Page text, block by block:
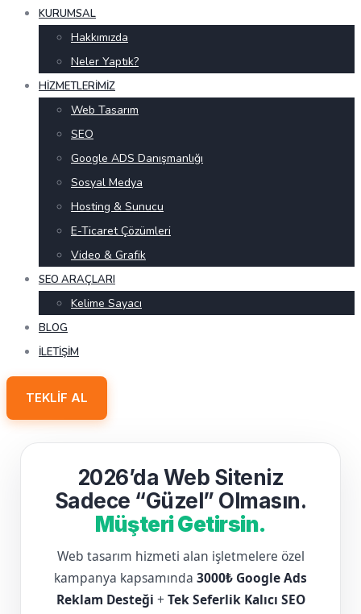
KURUMSAL
Hakkımızda
Neler Yaptık?
HIZMETLERIMIZ
Web Tasarım
SEO
Google ADS Danışmanlığı
Sosyal Medya
Hosting & Sunucu
E-Ticaret Çözümleri
Video & Grafik
SEO ARAÇLARI
Kelime Sayacı
BLOG
İLETIŞIM
TEKLIF AL
2026’da Web Siteniz
Sadece “Güzel” Olmasın.
Müşteri Getirsin.
Web tasarım hizmeti alan işletmelere özel
kampanya kapsamında 3000₺ Google Ads
Reklam Desteği + Tek Seferlik Kalıcı SEO